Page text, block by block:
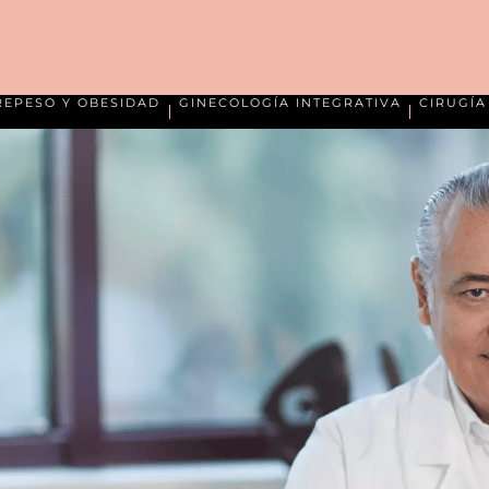
Y OBESIDAD GINECOLOGÍA INTEGRATIVA CIRUGÍA